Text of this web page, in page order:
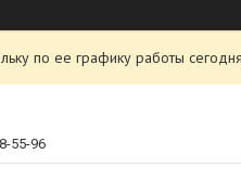
по ее графику работы
55-96